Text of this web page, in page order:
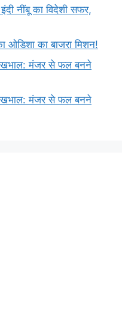
नींबू का विदेशी सफर,
ओडिशा का बाजरा मिशन!
मंजर से फल बनने
मंजर से फल बनने